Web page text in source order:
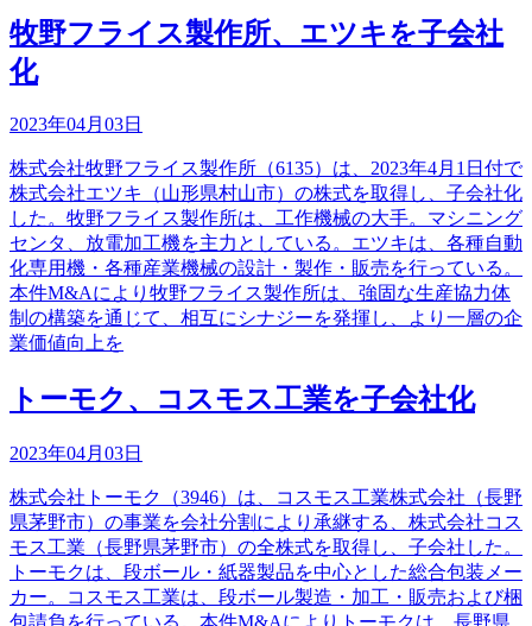
牧野フライス製作所、エツキを子会社
化
2023年04月03日
株式会社牧野フライス製作所（6135）は、2023年4月1日付で
株式会社エツキ（山形県村山市）の株式を取得し、子会社化
した。牧野フライス製作所は、工作機械の大手。マシニング
センタ、放電加工機を主力としている。エツキは、各種自動
化専用機・各種産業機械の設計・製作・販売を行っている。
本件M&Aにより牧野フライス製作所は、強固な生産協力体
制の構築を通じて、相互にシナジーを発揮し、より一層の企
業価値向上を
トーモク、コスモス工業を子会社化
2023年04月03日
株式会社トーモク（3946）は、コスモス工業株式会社（長野
県茅野市）の事業を会社分割により承継する、株式会社コス
モス工業（長野県茅野市）の全株式を取得し、子会社した。
トーモクは、段ボール・紙器製品を中心とした総合包装メー
カー。コスモス工業は、段ボール製造・加工・販売および梱